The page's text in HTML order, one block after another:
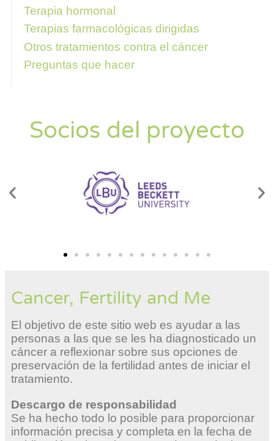
Terapia hormonal
Terapias farmacológicas dirigidas
Otros tratamientos contra el cáncer
Preguntas que hacer
Socios del proyecto
Cancer, Fertility and Me
El objetivo de este sitio web es ayudar a las
personas a las que se les ha diagnosticado un
cáncer a reflexionar sobre sus opciones de
preservación de la fertilidad antes de iniciar el
tratamiento.
Descargo de responsabilidad
Se ha hecho todo lo posible para proporcionar
información precisa y completa en la fecha de